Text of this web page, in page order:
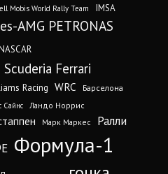
Mobis World Rally Team IMSA
AMG PETRONAS
Scuderia Ferrari
Racing WRC
Барселона
Сайнс Ландо Норрис
Марк Маркес Ралли
Формула-1